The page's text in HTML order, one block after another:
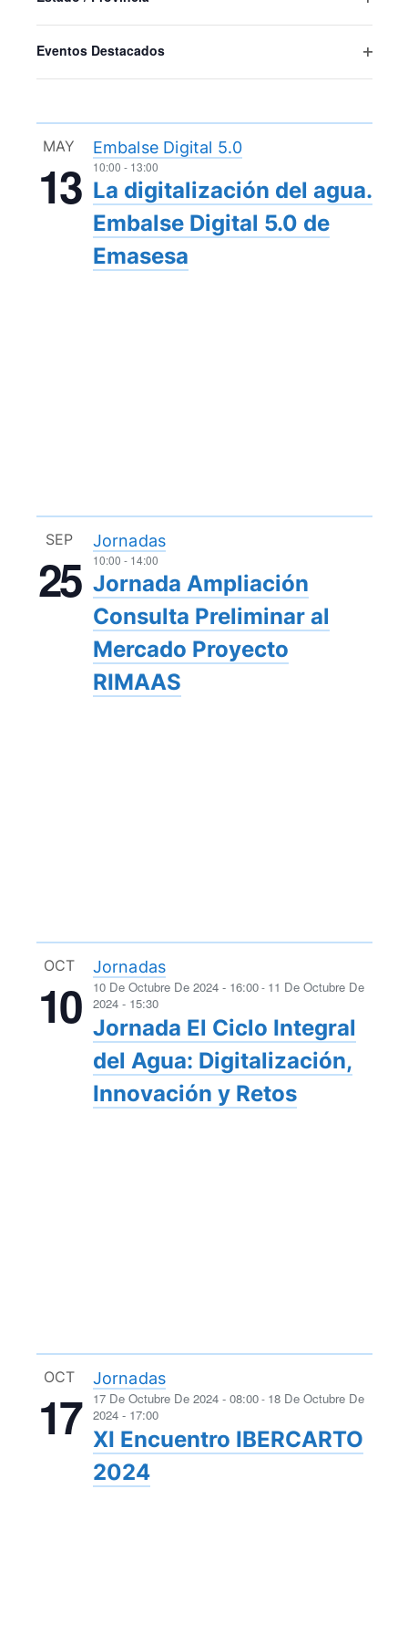
Eventos Destacados
MAY
13 La digitalización del agua.
Embalse Digital 5.0 de
Emasesa
Embalse Digital 5.0
10:00 - 13:00
SEP
25 Jornada Ampliación
Consulta Preliminar al
Mercado Proyecto
RIMAAS
Jornadas
10:00 - 14:00
OCT
10 Jornada El Ciclo Integral
del Agua: Digitalización,
Innovación y Retos
Jornadas
10 De Octubre De 2024 - 16:00- 11 De Octubre De
2024 - 15:30
OCT
17 XI Encuentro IBERCARTO
2024
Jornadas
17 De Octubre De 2024 - 08:00- 18 De Octubre De
2024 - 17:00